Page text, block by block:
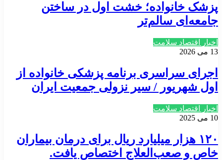
پزشک خانواده؛ خشت اول در ساختن
جامعه‌ای سالم‌تر
اخبار اقتصاد سلامت
13 می 2026
اجرای سراسری برنامه پزشکی خانواده از
اول شهریور / سیر نزولی جمعیت ایران
اخبار اقتصاد سلامت
10 می 2025
۱۲۰ هزار میلیارد ریال برای درمان بیماران
خاص و صعب‌العلاج اختصاص یافت.